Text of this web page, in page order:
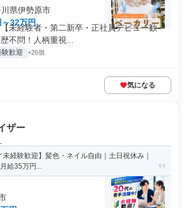
県伊勢原市
32万円
未経験者・第二新卒・正社員デビュー歓
不問！人柄重視...
歓迎 +26個
気になる
ザー
未経験歓迎】髪色・ネイル自由｜土日祝休み｜
給35万円...